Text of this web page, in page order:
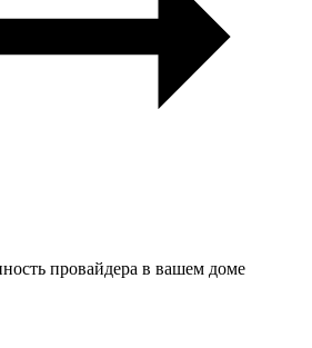
провайдера в вашем доме